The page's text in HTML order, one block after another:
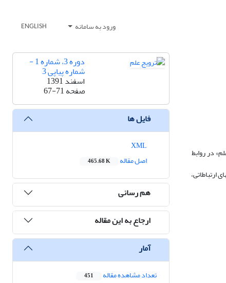
ورود به سامانه ENGLISH
در روابط
دوره 3، شماره 1 -
شماره پیاپی 3
اسفند 1391
صفحه67-71
فایل ها
اصل مقاله
465.68 K
هم رسانی
ارجاع به این مقاله
آمار
تعداد مشاهده مقاله 451